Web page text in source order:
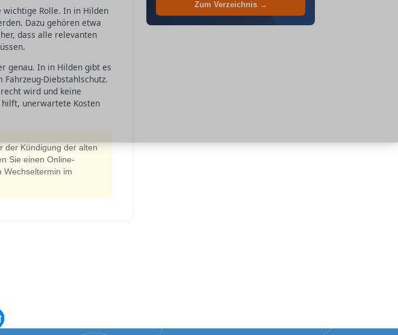
wichtige Rolle. In in Hilden
Dazu gehören etwa
dass alle relevanten
genau. In in Hilden gibt es
Diebstahlschutz.
wird und keine
unerwartete Kosten
der Kündigung der alten
Sie einen Online-
Wechseltermin im
Zum Verzeichnis →